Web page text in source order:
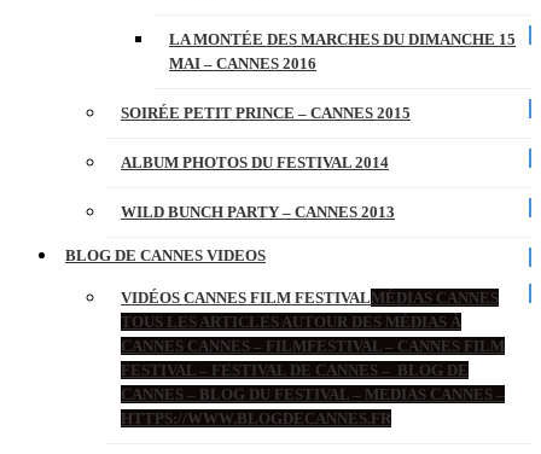
LA MONTÉE DES MARCHES DU DIMANCHE 15
MAI – CANNES 2016
SOIRÉE PETIT PRINCE – CANNES 2015
ALBUM PHOTOS DU FESTIVAL 2014
WILD BUNCH PARTY – CANNES 2013
BLOG DE CANNES VIDEOS
VIDÉOS CANNES FILM FESTIVALMÉDIAS CANNES
TOUS LES ARTICLES AUTOUR DES MÉDIAS À
CANNES CANNES – FILMFESTIVAL – CANNES FILM
FESTIVAL – FESTIVAL DE CANNES – BLOG DE
CANNES – BLOG DU FESTIVAL – MEDIAS CANNES –
HTTPS://WWW.BLOGDECANNES.FR